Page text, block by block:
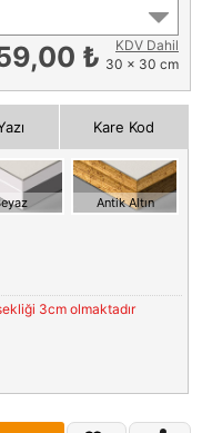
₺
KDV Dahil
30 x 30 cm
Kare Kod
Antik Altın
3cm olmaktadır